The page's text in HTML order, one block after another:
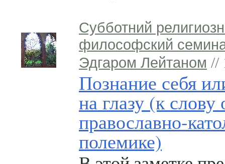
Субботний
философский
Эдгаром Лейтаном //
Познание себя
на глазу (к слову
православно-
полемике)